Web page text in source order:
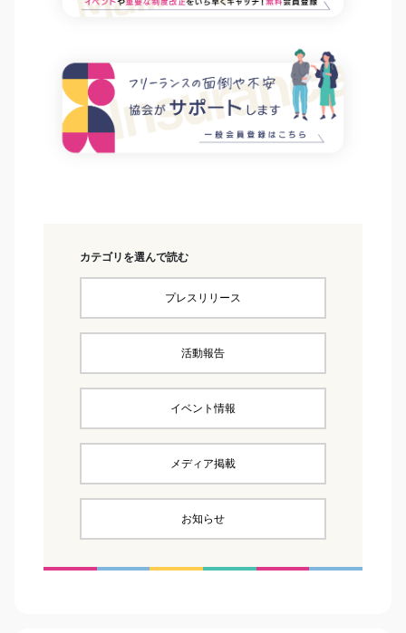
カテゴリを選んで読む
プレスリリース
活動報告
イベント情報
メディア掲載
お知らせ